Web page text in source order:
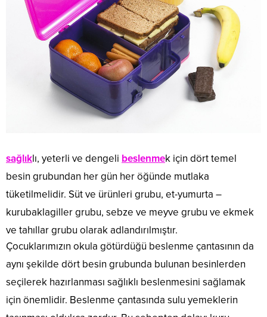
sağlıklı, yeterli ve dengeli beslenmek için dört temel
besin grubundan her gün her öğünde mutlaka
tüketilmelidir. Süt ve ürünleri grubu, et-yumurta –
kurubaklagiller grubu, sebze ve meyve grubu ve ekmek
ve tahıllar grubu olarak adlandırılmıştır.
Çocuklarımızın okula götürdüğü beslenme çantasının da
aynı şekilde dört besin grubunda bulunan besinlerden
seçilerek hazırlanması sağlıklı beslenmesini sağlamak
için önemlidir. Beslenme çantasında sulu yemeklerin